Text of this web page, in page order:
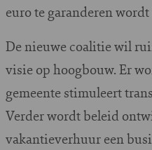
euro te garanderen
De nieuwe coalitie wil
visie op hoogbouw. Er
gemeente stimuleert
Verder wordt beleid
vakantieverhuur een